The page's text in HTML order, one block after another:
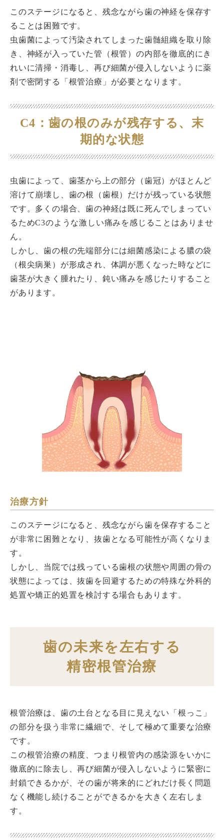
このステージになると、残念ながら歯の神経を保存す
ることは困難です。
虫歯菌によって汚染されてしまった歯髄組織を取り除
き、神経が入っていた管（根管）の内部を徹底的にき
れいに清掃・消毒し、再び細菌が侵入しないように薬
剤で密閉する「根管治療」が必要となります。
C4：歯の根のみが残存する、末
期的な状態
虫歯によって、歯茎から上の部分（歯冠）がほとんど
溶けて崩壊し、歯の根（歯根）だけが残っている状態
です。多くの場合、歯の神経は既に死んでしまってい
るためC3のような激しい痛みを感じることはありませ
ん。
しかし、歯の根の先端部分には細菌感染による膿の袋
（根尖病巣）が形成され、体調が悪くなった時などに
歯茎が大きく腫れたり、鈍い痛みを感じたりすること
があります。
治療方針
このステージになると、残念ながら歯を保存すること
が非常に困難となり、抜歯となる可能性が高くなりま
す。
しかし、当院では残っている歯根の状態や周囲の骨の
状態によっては、抜歯を回避するための特殊な外科的
処置や矯正的処置を検討する場合もあります。
歯の未来を左右する
精密根管治療
根管治療は、歯の土台となる目に見えない「根っこ」
の部分を扱う非常に繊細で、そして極めて重要な治療
です。
この根管治療の精度、つまり根管内の感染源をいかに
徹底的に除去し、再び細菌が侵入しないように緊密に
封鎖できるかが、その歯が将来的にどれだけ長く問題
なく機能し続けることができるかを大きく左右しま
す。